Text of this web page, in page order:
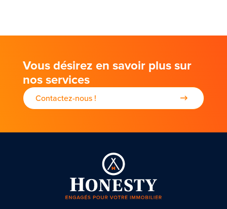
Vous désirez en savoir plus sur
nos services
Contactez-nous !